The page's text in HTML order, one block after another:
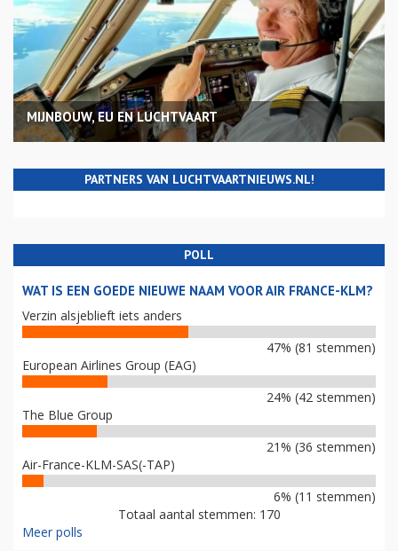
MIJNBOUW, EU EN LUCHTVAART
PARTNERS VAN LUCHTVAARTNIEUWS.NL!
POLL
WAT IS EEN GOEDE NIEUWE NAAM VOOR AIR FRANCE-KLM?
Verzin alsjeblieft iets anders
47% (81 stemmen)
European Airlines Group (EAG)
24% (42 stemmen)
The Blue Group
21% (36 stemmen)
Air-France-KLM-SAS(-TAP)
6% (11 stemmen)
Totaal aantal stemmen: 170
Meer polls